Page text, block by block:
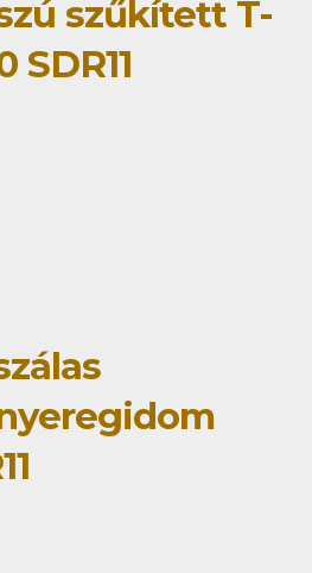
szűkített T-
SDR11